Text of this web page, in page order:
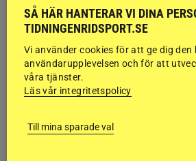
GÄSTBLOGGEN
SÅ HÄR HANTERAR VI DINA
TIDNINGENRIDSPORT.SE
Vi använder cookies för att ge dig den
användarupplevelsen och för att
våra tjänster.
Läs vår integritetspolicy
Till mina sparade val